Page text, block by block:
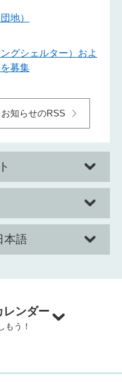
地）
グシェルター）およ
募集
お知らせのRSS
本語
レンダー
もう！